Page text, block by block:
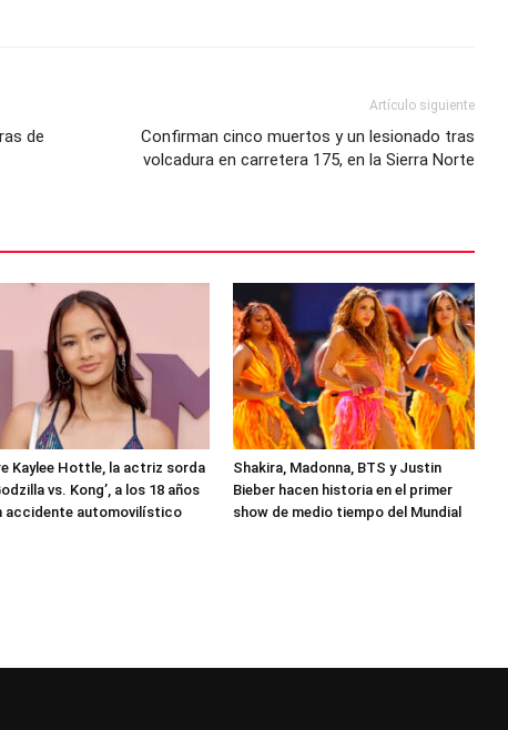
de
Artículo siguiente
Confirman cinco muertos y un lesionado tras
volcadura en carretera 175, en la Sierra Norte
Kaylee Hottle, la actriz sorda
vs. Kong’, a los 18 años
accidente automovilístico
Shakira, Madonna, BTS y Justin
Bieber hacen historia en el primer
show de medio tiempo del Mundial